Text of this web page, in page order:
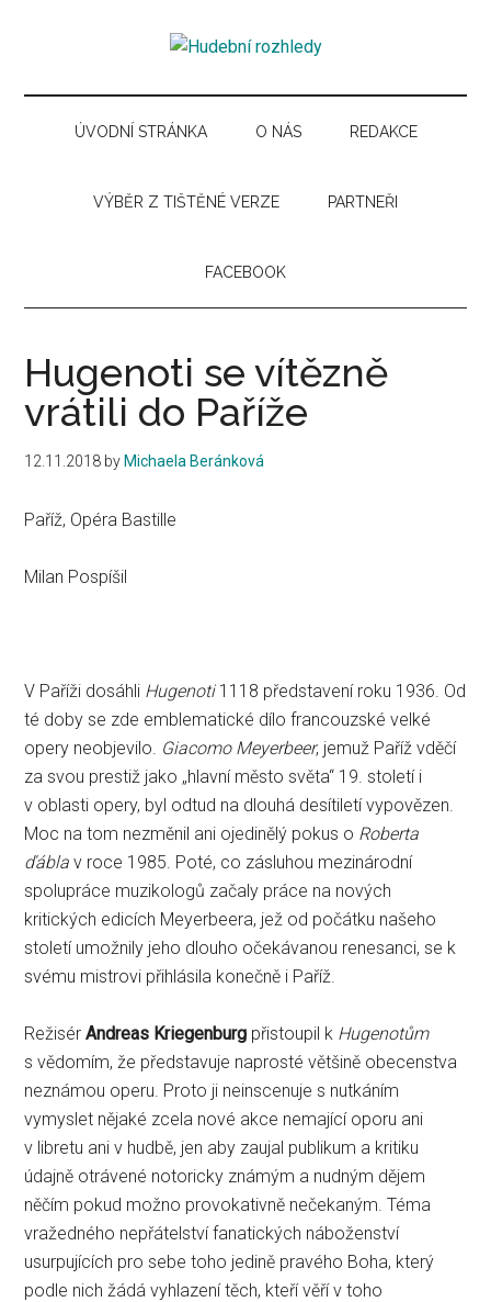
content
menu
sidebar
sidebar
Hudební
rozhledy
pro
hudebníÚVODNÍ STRÁNKA O NÁS REDAKCE
VÝBĚR Z TIŠTĚNÉ VERZE PARTNEŘI
FACEBOOK
Hugenoti se vítězně
vrátili do Paříže
12.11.2018 by Michaela Beránková
Paříž, Opéra Bastille
Milan Pospíšil
V Paříži dosáhli Hugenoti 1118 představení roku 1936. Od
té doby se zde emblematické dílo francouzské velké
opery neobjevilo. Giacomo Meyerbeer, jemuž Paříž vděčí
za svou prestiž jako „hlavní město světa“ 19. století i
v oblasti opery, byl odtud na dlouhá desítiletí vypovězen.
Moc na tom nezměnil ani ojedinělý pokus o Roberta
ďáblav roce 1985. Poté, co zásluhou mezinárodní
spolupráce muzikologů začaly práce na nových
kritických edicích Meyerbeera, jež od počátku našeho
století umožnily jeho dlouho očekávanou renesanci, se k
svému mistrovi přihlásila konečně i Paříž.
RežisérAndreas Kriegenburg přistoupil k Hugenotům
s vědomím, že představuje naprosté většině obecenstva
neznámou operu. Proto ji neinscenuje s nutkáním
vymyslet nějaké zcela nové akce nemající oporu ani
v libretu ani v hudbě, jen aby zaujal publikum a kritiku
údajně otrávené notoricky známým a nudným dějem
něčím pokud možno provokativně nečekaným. Téma
vražedného nepřátelství fanatických náboženství
usurpujících pro sebe toho jedině pravého Boha, který
podle nich žádá vyhlazení těch, kteří věří v toho